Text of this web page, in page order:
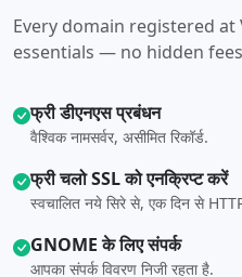
Every domain registered at
essentials — no hidden
फ्री डीएनएस प्रबंधन
वैश्विक नामसर्वर, असीमित रिकॉर्ड.
फ्री चलो SSL को एनक्रिप्ट करें
स्वचालित नये सिरे से, एक दिन से
GNOME के लिए संपर्क
आपका संपर्क विवरण निजी रहता है.